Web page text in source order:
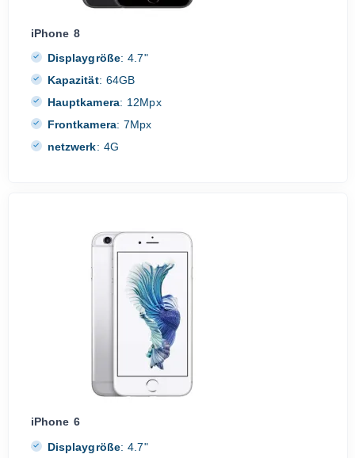
iPhone 8
Displaygröße: 4.7"
Kapazität: 64GB
Hauptkamera: 12Mpx
Frontkamera: 7Mpx
netzwerk: 4G
iPhone 6
Displaygröße: 4.7"